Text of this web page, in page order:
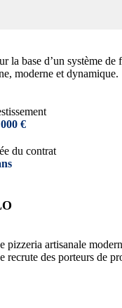
la base d’un système
moderne et dynamique.
€
du contrat
artisanale
recrute des porteurs de